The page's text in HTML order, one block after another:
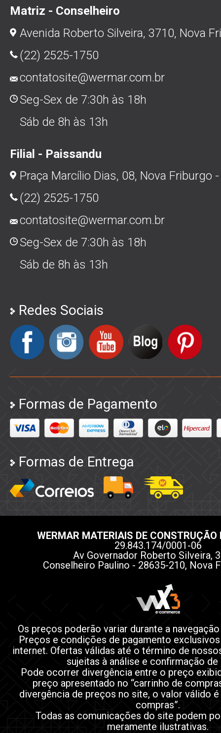
Matriz - Conselheiro
Avenida Roberto Silveira, 3710, Nova
(22) 2525-1750
contatosite@wermar.com.br
Seg-Sex de 7:30h às 18h
Sáb de 8h às 13h
Filial - Paissandu
Praça Marcílio Dias, 08, Nova Friburgo
(22) 2525-1750
contatosite@wermar.com.br
Seg-Sex de 7:30h às 18h
Sáb de 8h às 13h
Redes Sociais
Formas de Pagamento
Formas de Entrega
WERMAR MATERIAIS DE CONSTRUÇÃO
29.843.174/0001-06
Av Governador Roberto Silveira,
Conselheiro Paulino - 28635-210, Nova
Os preços poderão variar durante a
Preços e condições de pagamento
internet. Ofertas válidas até o término de
sujeitas à análise e confirmação de
Pode ocorrer divergência entre o preço
preço apresentado no “carrinho de
divergência de preços no site, o valor válido é
compras”.
Todas as comunicações do site podem
meramente ilustrativas.